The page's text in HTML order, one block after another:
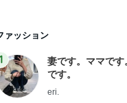
ァッション
1
妻です。ママです
です。
eri.